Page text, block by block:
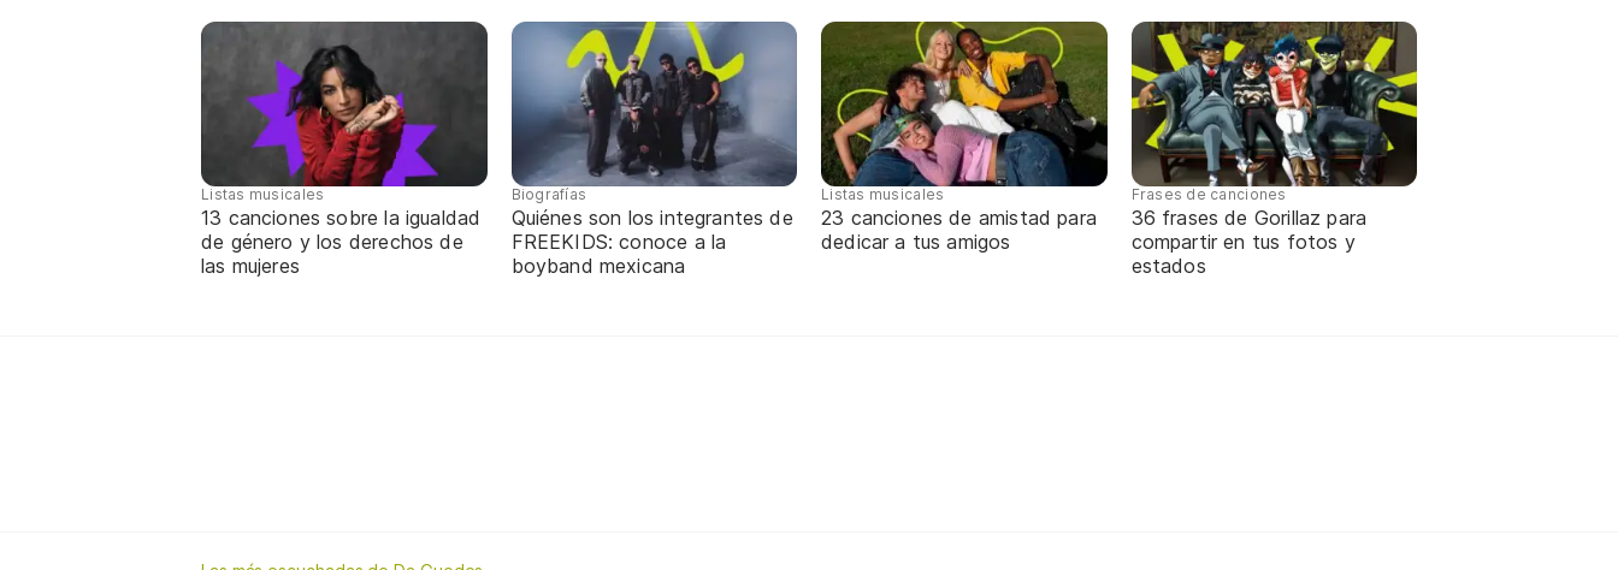
Listas musicales
13 canciones sobre la igualdad
de género y los derechos de
las mujeres
Biografías
Quiénes son los integrantes de
FREEKIDS: conoce a la
boyband mexicana
Listas musicales
23 canciones de amistad para
dedicar a tus amigos
Frases de canciones
36 frases de Gorillaz para
compartir en tus fotos y
estados